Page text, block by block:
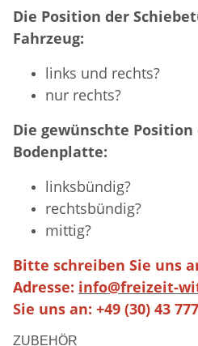
Die Position der
Fahrzeug:
links und rechts?
nur rechts?
Die gewünschte
Bodenplatte:
linksbündig?
rechtsbündig?
mittig?
Bitte schreiben Sie uns
Adresse: info@freizeit-
Sie uns an: +49 (30) 43
ZUBEHÖR